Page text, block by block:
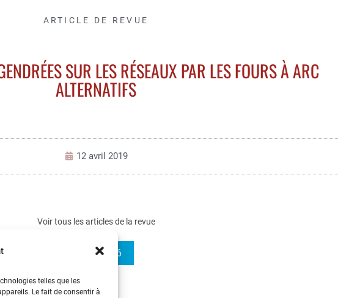
telles que les
Le fait de consentir à
ARTICLE DE REVUE
SUR LES RÉSEAUX PAR LES FOURS À ARC
ALTERNATIFS
12 avril 2019
Voir tous les articles de la revue
3EI 2019-96